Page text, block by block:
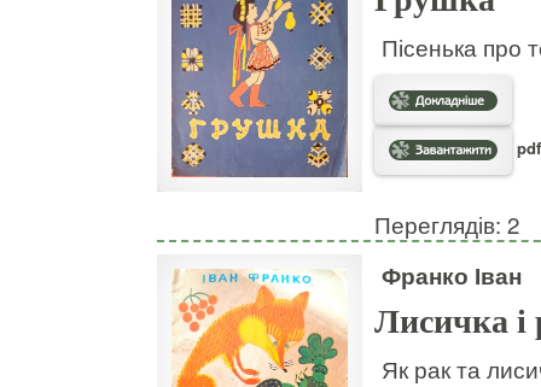
Пісенька про
Переглядів: 2
Франко Іван
Лисичка і
Як рак та